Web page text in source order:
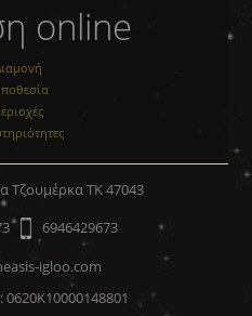
online
Τζουμέρκα ΤΚ 47043
6946429673
igloo.com